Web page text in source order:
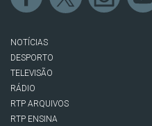
NOTÍCIAS
DESPORTO
TELEVISÃO
RÁDIO
RTP ARQUIVOS
RTP ENSINA